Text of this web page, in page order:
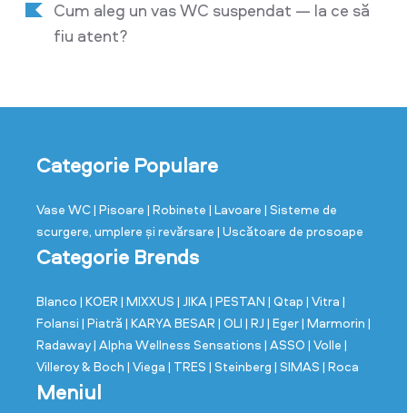
Cum aleg un vas WC suspendat — la ce să
fiu atent?
Categorie Populare
Vase WC| Pisoare | Robinete | Lavoare | Sisteme de
scurgere, umplere și revărsare | Uscătoare de prosoape
Categorie Brends
Blanco | KOER | MIXXUS | JIKA| PESTAN | Qtap | Vitra |
Folansi | Piatră | KARYA BESAR | OLI | RJ | Eger| Marmorin |
Radaway| Alpha Wellness Sensations | ASSO | Volle |
Villeroy & Boch | Viega | TRES | Steinberg | SIMAS | Roca
Meniul